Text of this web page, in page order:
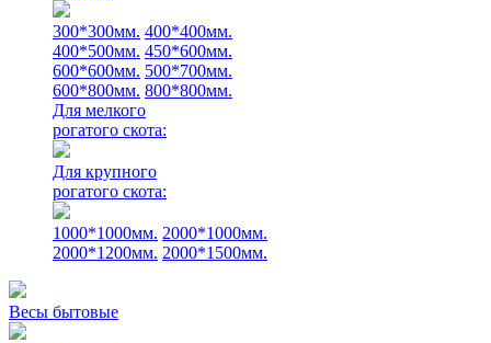
300*300мм. 400*400мм.
400*500мм. 450*600мм.
600*600мм. 500*700мм.
600*800мм. 800*800мм.
Для мелкого
рогатого скота:
Для крупного
рогатого скота:
1000*1000мм. 2000*1000мм.
2000*1200мм. 2000*1500мм.
Весы бытовые